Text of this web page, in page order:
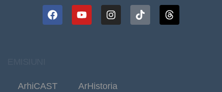
ArhiCAST
ArHistoria